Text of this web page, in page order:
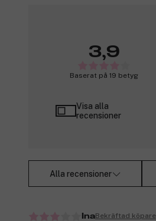
3,9
Baserat på 19 betyg
Visa alla
recensioner
Alla recensioner
InaBekräftad köpare